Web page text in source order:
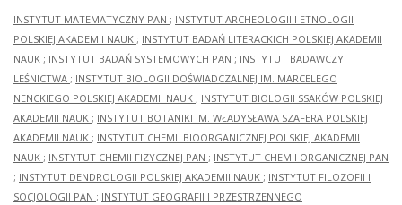
INSTYTUT MATEMATYCZNY PAN ; INSTYTUT ARCHEOLOGII I ETNOLOGII
POLSKIEJ AKADEMII NAUK ; INSTYTUT BADAŃ LITERACKICH POLSKIEJ AKADEMII
NAUK ; INSTYTUT BADAŃ SYSTEMOWYCH PAN ; INSTYTUT BADAWCZY
LEŚNICTWA ; INSTYTUT BIOLOGII DOŚWIADCZALNEJ IM. MARCELEGO
NENCKIEGO POLSKIEJ AKADEMII NAUK ; INSTYTUT BIOLOGII SSAKÓW POLSKIEJ
AKADEMII NAUK ; INSTYTUT BOTANIKI IM. WŁADYSŁAWA SZAFERA POLSKIEJ
AKADEMII NAUK ; INSTYTUT CHEMII BIOORGANICZNEJ POLSKIEJ AKADEMII
NAUK ; INSTYTUT CHEMII FIZYCZNEJ PAN ; INSTYTUT CHEMII ORGANICZNEJ PAN
; INSTYTUT DENDROLOGII POLSKIEJ AKADEMII NAUK ; INSTYTUT FILOZOFII I
SOCJOLOGII PAN ; INSTYTUT GEOGRAFII I PRZESTRZENNEGO